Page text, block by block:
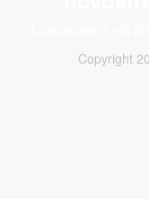
Copyright